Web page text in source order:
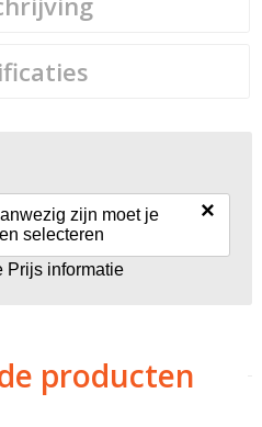
zijn moet je
selecteren
×
Prijs informatie
producten